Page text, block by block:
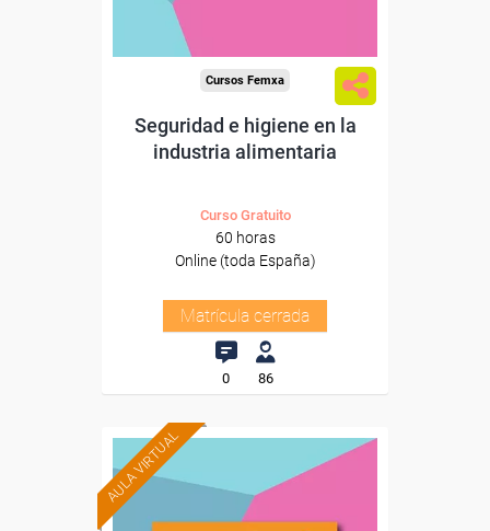
Cursos Femxa
Seguridad e higiene en la
industria alimentaria
Curso Gratuito
60 horas
Online (toda España)
Matrícula cerrada
0 86
AULA VIRTUAL